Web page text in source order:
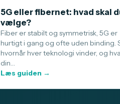
5G eller fibernet: hvad skal
vælge?
Fiber er stabilt og symmetrisk, 5G er
hurtigt i gang og ofte uden binding.
hvornår hver teknologi vinder, og
din…
Læs guiden →